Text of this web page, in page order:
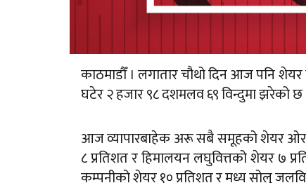
काठमाडौँ । लगातार चौथो दिन आज पनि
घटेर २ हजार ९८ दशमलव ६९ विन्दुमा झरेको छ
आज व्यापारबाहेक अरू सबै समूहको शेयर
८ प्रतिशत र हिमालयन लघुवित्तको शेयर ७
कम्पनीको शेयर १० प्रतिशत र मध्य सोलु